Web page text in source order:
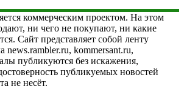
коммерческим проектом. На этом
ни чего не покупают, ни какие
Сайт представляет собой ленту
news.rambler.ru, kommersant.ru,
публикуются без искажения,
публикуемых новостей
не несёт.